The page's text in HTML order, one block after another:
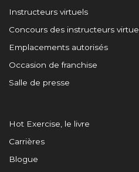
Instructeurs virtuels
Concours des instructeurs
Emplacements autorisés
Occasion de franchise
Salle de presse
Hot Exercise, le livre
Carrières
Blogue